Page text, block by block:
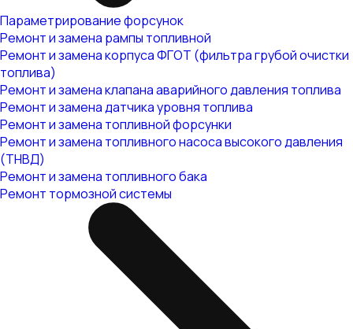
Параметрирование форсунок
Ремонт и замена рампы топливной
Ремонт и замена корпуса ФГОТ (фильтра грубой очистки
топлива)
Ремонт и замена клапана аварийного давления топлива
Ремонт и замена датчика уровня топлива
Ремонт и замена топливной форсунки
Ремонт и замена топливного насоса высокого давления
(ТНВД)
Ремонт и замена топливного бака
Ремонт тормозной системы